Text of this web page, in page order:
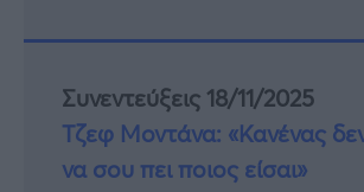
Συνεντεύξεις 18/11/2025
Τζεφ Μοντάνα: «Κανένας
να σου πει ποιος είσαι»